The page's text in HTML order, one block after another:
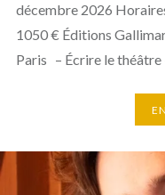
décembre 2026
1050 € Éditions
Paris – Écrire le théâtre